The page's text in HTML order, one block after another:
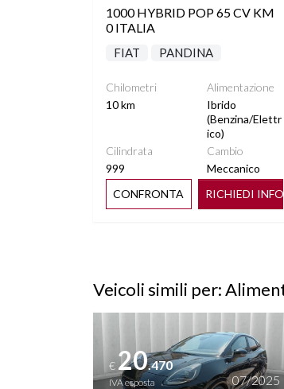
1000 HYBRID POP 65 CV KM
0 ITALIA
FIAT PANDINA
Chilometri
10 km
Alimentazione
Ibrido
(Benzina/Elettr
ico)
Cilindrata
999
Cambio
Meccanico
CONFRONTA
RICHIEDI INFO
Veicoli simili per:
€20.470
IVA esposta 07/2025